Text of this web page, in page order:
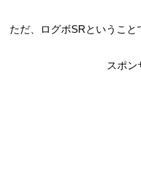
ただ、ログボSRということ
スポン